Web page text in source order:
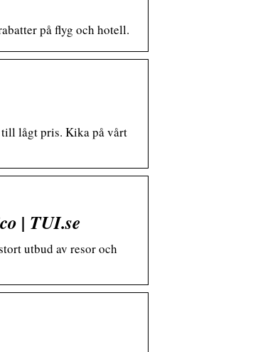
på flyg och hotell.
lågt pris. Kika på vårt
| TUI.se
utbud av resor och